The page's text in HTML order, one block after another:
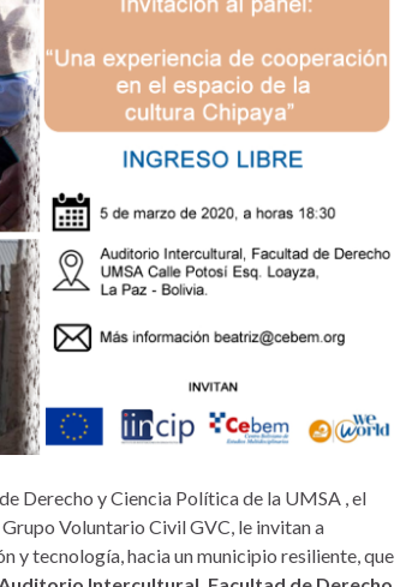
Derecho y Ciencia Política de la UMSA , el
Voluntario Civil GVC, le invitan a
y tecnología, hacia un municipio resiliente, que